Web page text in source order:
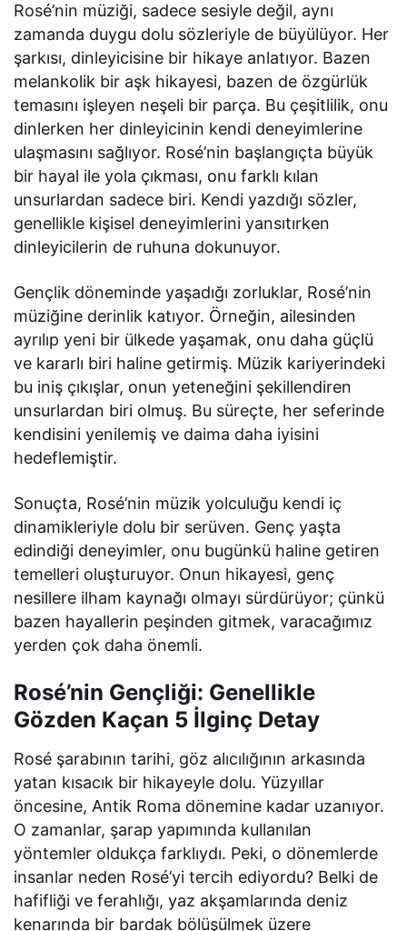
Rosé’nin müziği, sadece sesiyle değil, aynı
zamanda duygu dolu sözleriyle de büyülüyor. Her
şarkısı, dinleyicisine bir hikaye anlatıyor. Bazen
melankolik bir aşk hikayesi, bazen de özgürlük
temasını işleyen neşeli bir parça. Bu çeşitlilik, onu
dinlerken her dinleyicinin kendi deneyimlerine
ulaşmasını sağlıyor. Rosé’nin başlangıçta büyük
bir hayal ile yola çıkması, onu farklı kılan
unsurlardan sadece biri. Kendi yazdığı sözler,
genellikle kişisel deneyimlerini yansıtırken
dinleyicilerin de ruhuna dokunuyor.
Gençlik döneminde yaşadığı zorluklar, Rosé’nin
müziğine derinlik katıyor. Örneğin, ailesinden
ayrılıp yeni bir ülkede yaşamak, onu daha güçlü
ve kararlı biri haline getirmiş. Müzik kariyerindeki
bu iniş çıkışlar, onun yeteneğini şekillendiren
unsurlardan biri olmuş. Bu süreçte, her seferinde
kendisini yenilemiş ve daima daha iyisini
hedeflemiştir.
Sonuçta, Rosé’nin müzik yolculuğu kendi iç
dinamikleriyle dolu bir serüven. Genç yaşta
edindiği deneyimler, onu bugünkü haline getiren
temelleri oluşturuyor. Onun hikayesi, genç
nesillere ilham kaynağı olmayı sürdürüyor; çünkü
bazen hayallerin peşinden gitmek, varacağımız
yerden çok daha önemli.
Rosé’nin Gençliği: Genellikle
Gözden Kaçan 5 İlginç Detay
Rosé şarabının tarihi, göz alıcılığının arkasında
yatan kısacık bir hikayeyle dolu. Yüzyıllar
öncesine, Antik Roma dönemine kadar uzanıyor.
O zamanlar, şarap yapımında kullanılan
yöntemler oldukça farklıydı. Peki, o dönemlerde
insanlar neden Rosé’yi tercih ediyordu? Belki de
hafifliği ve ferahlığı, yaz akşamlarında deniz
kenarında bir bardak bölüşülmek üzere